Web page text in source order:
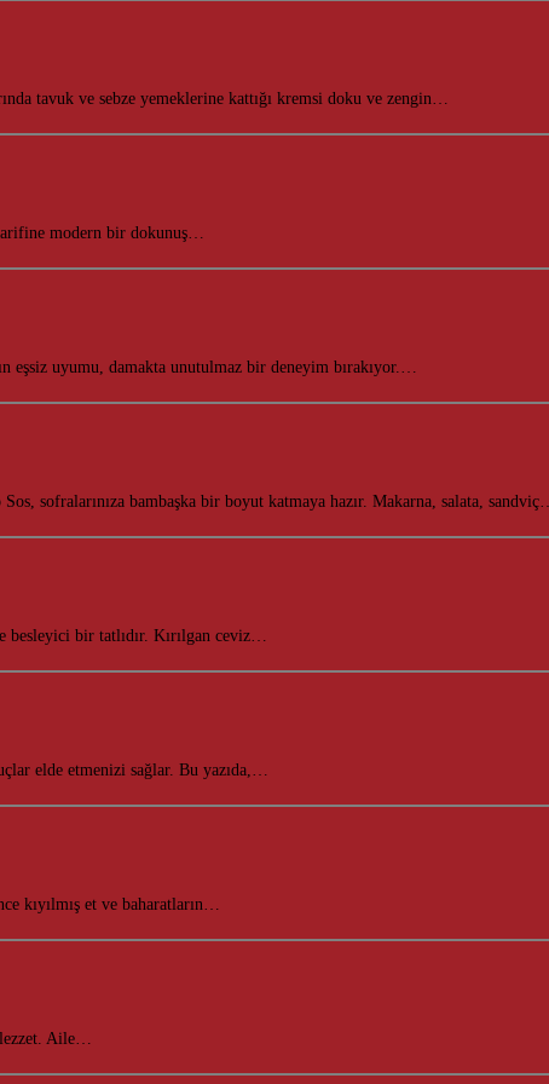
tavuk ve sebze yemeklerine kattığı kremsi doku ve zengin…
modern bir dokunuş…
eşsiz uyumu, damakta unutulmaz bir deneyim bırakıyor.…
sofralarınıza bambaşka bir boyut katmaya hazır. Makarna, salata, sandviç…
bir tatlıdır. Kırılgan ceviz…
elde etmenizi sağlar. Bu yazıda,…
kıyılmış et ve baharatların…
Aile…